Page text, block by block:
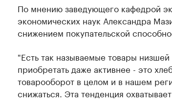
По мнению заведующего кафедрой
экономических наук Александра
снижением покупательской
"Есть так называемые товары
приобретать даже активнее - это
товарооборот в целом и в нашем
снижаться. Эта тенденция